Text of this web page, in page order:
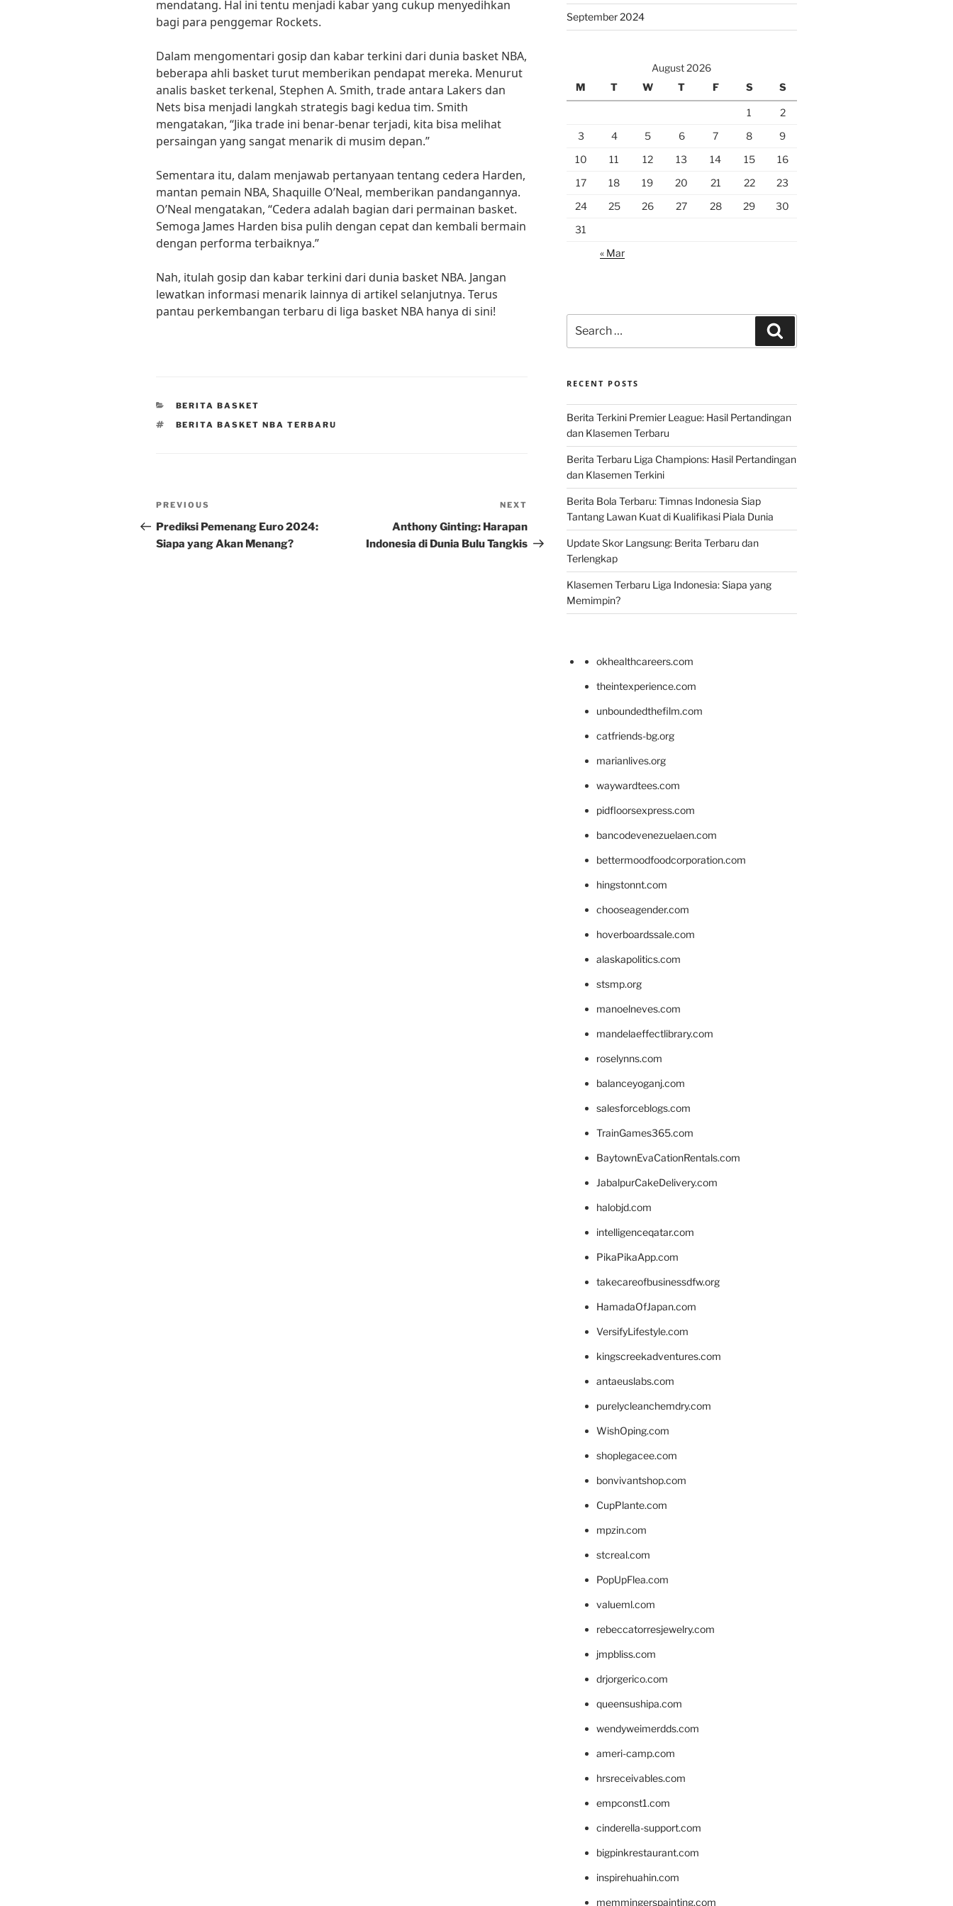
mendatang. Hal ini tentu menjadi kabar yang cukup menyedihkan
bagi para penggemar Rockets.
Dalam mengomentari gosip dan kabar terkini dari dunia basket NBA,
beberapa ahli basket turut memberikan pendapat mereka. Menurut
analis basket terkenal, Stephen A. Smith, trade antara Lakers dan
Nets bisa menjadi langkah strategis bagi kedua tim. Smith
mengatakan, “Jika trade ini benar-benar terjadi, kita bisa melihat
persaingan yang sangat menarik di musim depan.”
Sementara itu, dalam menjawab pertanyaan tentang cedera Harden,
mantan pemain NBA, Shaquille O’Neal, memberikan pandangannya.
O’Neal mengatakan, “Cedera adalah bagian dari permainan basket.
Semoga James Harden bisa pulih dengan cepat dan kembali bermain
dengan performa terbaiknya.”
Nah, itulah gosip dan kabar terkini dari dunia basket NBA. Jangan
lewatkan informasi menarik lainnya di artikel selanjutnya. Terus
pantau perkembangan terbaru di liga basket NBA hanya di sini!
CATEGORIES
BERITA BASKET
TAGS
BERITA BASKET NBA TERBARU
Post
navigation
Previous
Post
PREVIOUS
Prediksi Pemenang Euro 2024:
Siapa yang Akan Menang?
Post
NEXT
Anthony Ginting: Harapan
Indonesia di Dunia Bulu Tangkis
September 2024
August 2026
M
T W T F S S
1
2
3
4 5 6 7 8
9
10
11 12 13 14 15
16
17
18 19 20 21 22
23
24
25 26 27 28 29
30
31
« Mar
for:
RECENT POSTS
Berita Terkini Premier League: Hasil Pertandingan
dan Klasemen Terbaru
Berita Terbaru Liga Champions: Hasil Pertandingan
dan Klasemen Terkini
Berita Bola Terbaru: Timnas Indonesia Siap
Tantang Lawan Kuat di Kualifikasi Piala Dunia
Update Skor Langsung: Berita Terbaru dan
Terlengkap
Klasemen Terbaru Liga Indonesia: Siapa yang
Memimpin?
okhealthcareers.com
theintexperience.com
unboundedthefilm.com
catfriends-bg.org
marianlives.org
waywardtees.com
pidfloorsexpress.com
bancodevenezuelaen.com
bettermoodfoodcorporation.com
hingstonnt.com
chooseagender.com
hoverboardssale.com
alaskapolitics.com
stsmp.org
manoelneves.com
mandelaeffectlibrary.com
roselynns.com
balanceyoganj.com
salesforceblogs.com
TrainGames365.com
BaytownEvaCationRentals.com
JabalpurCakeDelivery.com
halobjd.com
intelligenceqatar.com
PikaPikaApp.com
takecareofbusinessdfw.org
HamadaOfJapan.com
VersifyLifestyle.com
kingscreekadventures.com
antaeuslabs.com
purelycleanchemdry.com
WishOping.com
shoplegacee.com
bonvivantshop.com
CupPlante.com
mpzin.com
stcreal.com
PopUpFlea.com
valueml.com
rebeccatorresjewelry.com
jmpbliss.com
drjorgerico.com
queensushipa.com
wendyweimerdds.com
ameri-camp.com
hrsreceivables.com
empconst1.com
cinderella-support.com
bigpinkrestaurant.com
inspirehuahin.com
memmingerspainting.com